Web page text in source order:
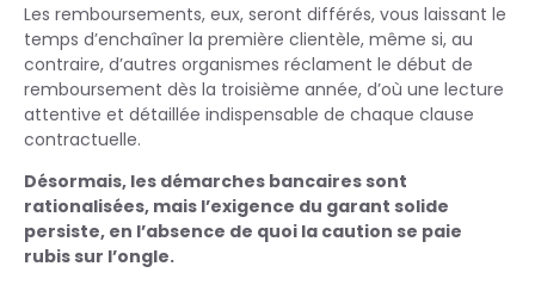
Les remboursements, eux, seront différés, vous laissant le
temps d’enchaîner la première clientèle, même si, au
contraire, d’autres organismes réclament le début de
remboursement dès la troisième année, d’où une lecture
attentive et détaillée indispensable de chaque clause
contractuelle.
Désormais, les démarches bancaires sont
rationalisées, mais l’exigence du garant solide
persiste, en l’absence de quoi la caution se paie
rubis sur l’ongle.